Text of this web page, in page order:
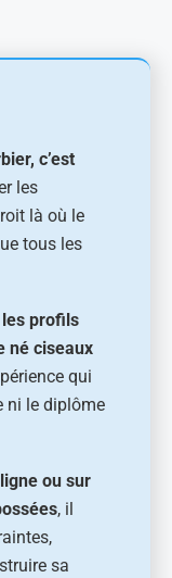
c’est
les
là où le
tous les
profils
né ciseaux
qui
ni le diplôme
ou sur
, il
sa